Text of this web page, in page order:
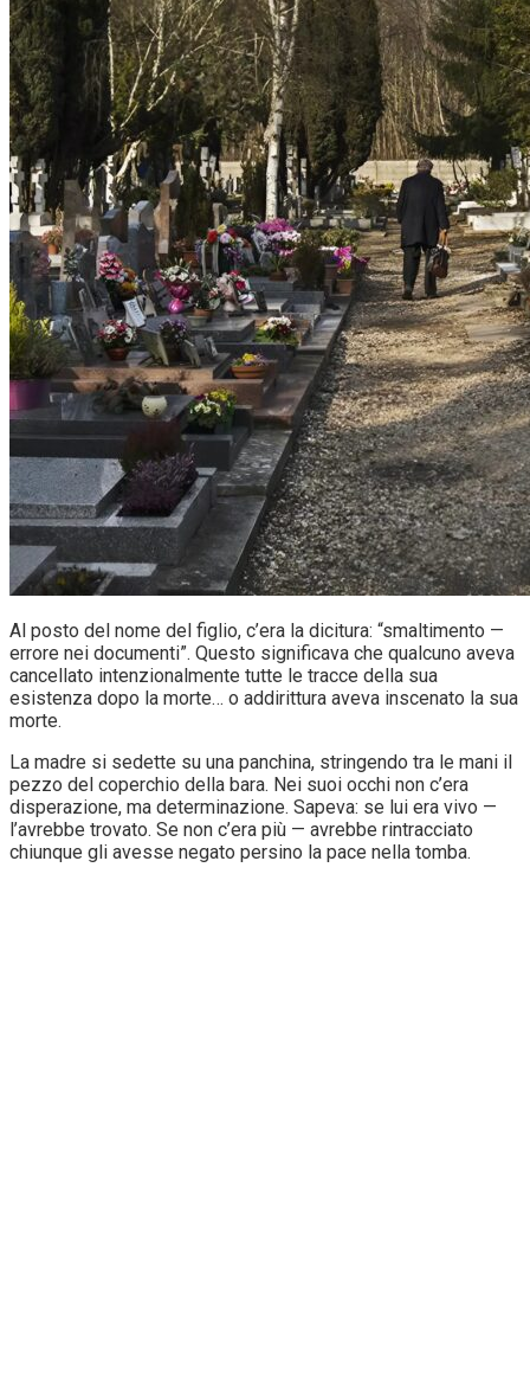
Al posto del nome del figlio, c’era la dicitura: “smaltimento —
errore nei documenti”. Questo significava che qualcuno aveva
cancellato intenzionalmente tutte le tracce della sua
esistenza dopo la morte… o addirittura aveva inscenato la sua
morte.
La madre si sedette su una panchina, stringendo tra le mani il
pezzo del coperchio della bara. Nei suoi occhi non c’era
disperazione, ma determinazione. Sapeva: se lui era vivo —
l’avrebbe trovato. Se non c’era più — avrebbe rintracciato
chiunque gli avesse negato persino la pace nella tomba.